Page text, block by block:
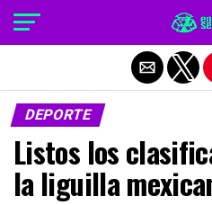
DEPORTE
Listos los
la liguilla
Salir de la